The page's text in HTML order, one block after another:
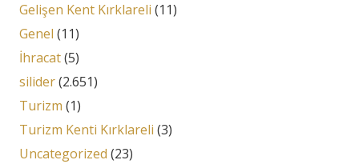
Gelişen Kent Kırklareli (11)
Genel (11)
İhracat(5)
silider(2.651)
Turizm (1)
Turizm Kenti Kırklareli (3)
Uncategorized (23)